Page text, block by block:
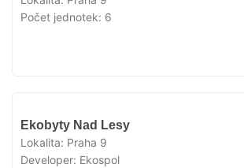
Počet jednotek: 6
Ekobyty Nad Lesy
Lokalita: Praha 9
Developer: Ekospol